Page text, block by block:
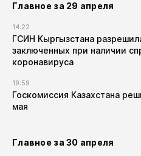
Главное за 29 апреля
14:22
ГСИН Кыргызстана
заключенных при наличии
коронавируса
19:59
Госкомиссия Казахстана
мая
Главное за 30 апреля